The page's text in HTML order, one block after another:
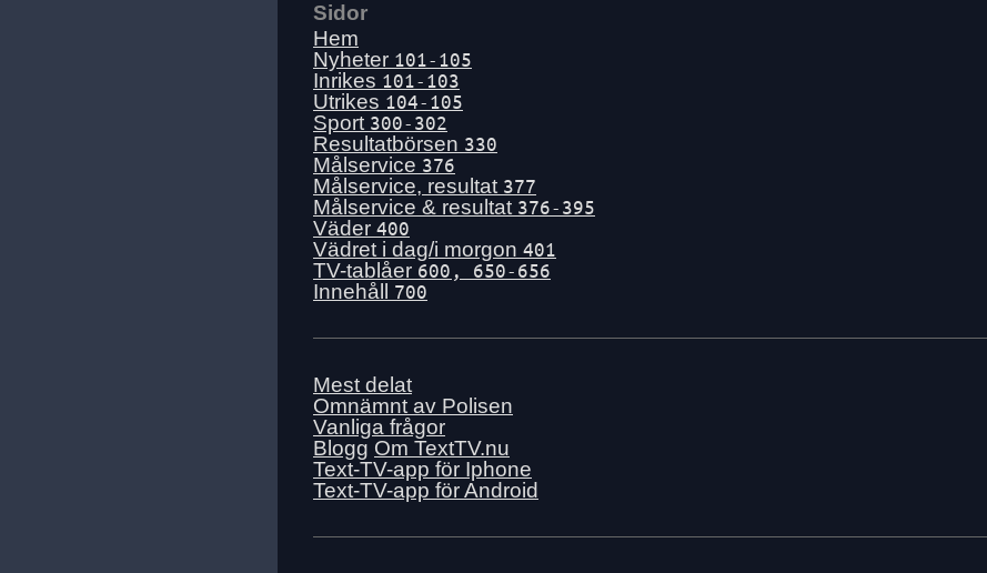
Sidor
Hem
Nyheter 101-105
Inrikes 101-103
Utrikes 104-105
Sport 300-302
Resultatbörsen 330
Målservice 376
Målservice, resultat 377
Målservice & resultat 376-395
Väder 400
Vädret i dag/i morgon 401
TV-tablåer 600, 650-656
Innehåll 700
Mest delat
Omnämnt av Polisen
Vanliga frågor
Blogg Om TextTV.nu
Text-TV-app för Iphone
Text-TV-app för Android